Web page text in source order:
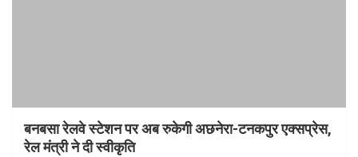
बनबसा रेलवे स्टेशन पर अब रुकेगी अछनेरा-टनकपुर एक्सप्रेस,
रेल मंत्री ने दी स्वीकृति